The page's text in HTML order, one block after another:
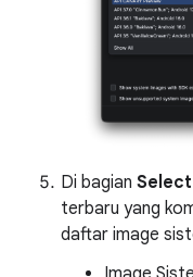
Di bagian
terbaru yang
daftar image